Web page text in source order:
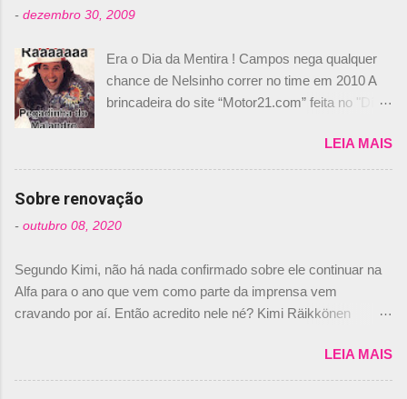
t
r
i
o
- dezembro 30, 2009
Era o Dia da Mentira ! Campos nega qualquer
chance de Nelsinho correr no time em 2010 A
brincadeira do site “Motor21.com” feita no "Día
de abril –, afirmando que Nelson Piquet havia
comprado 15% das ações da Campos, dando,
com isso, um lugar no time a Nelsinho Piquet,
foi esclarecida de uma vez por todas por
Daniele Audetto, diretor da escuderia. O
não será o companheiro de Bruno Senna em
2010. "Na verdade, nós recebemos uma oferta
de Piquet", admitiu Audetto. “Mas depois de ter
LEIA MAIS
Sobre renovação
- outubro 08, 2020
Segundo Kimi, não há nada confirmado sobre ele continuar na
Alfa para o ano que vem como parte da imprensa vem
cravando por aí. Então acredito nele né? Kimi Räikkönen
truth but I’ve never had an option in my contract so that’s
should, pretty much, tell you that it’s not true." #Kimi7 #EifelGP
LEIA MAIS